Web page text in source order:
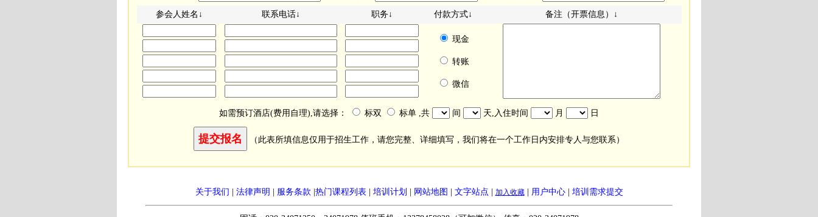
参会人姓名↓ 联系电话↓ 职务↓ 付款方式↓ 备注（开票信息）↓
现金
转账
微信
如需预订酒店(费用自理),请选择： 标双 标单 ,共 间 天,入住时间 月 日
（此表所填信息仅用于招生工作，请您完整、详细填写，我们将在一个工作日内安排专人与您联系）
关于我们 法律声明 服务条款 热门课程列表| 培训计划 网站地图 文字站点 加入收藏| 用户中心| 培训需求提交